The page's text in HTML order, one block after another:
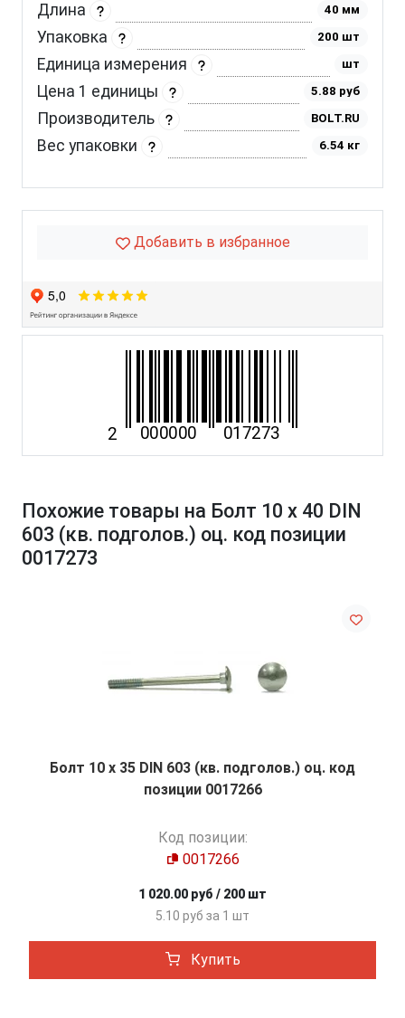
Длина 40 мм
Упаковка 200 шт
Единица измерения шт
Цена 1 единицы 5.88 руб
Производитель BOLT.RU
Вес упаковки 6.54 кг
Добавить в избранное
Похожие товары на Болт 10 х 40 DIN
603 (кв. подголов.) оц. код позиции
0017273
Болт 10 х 35 DIN 603 (кв. подголов.) оц. код
позиции 0017266
Код позиции:
0017266
1 020.00 руб / 200 шт
5.10 руб за 1 шт
Купить